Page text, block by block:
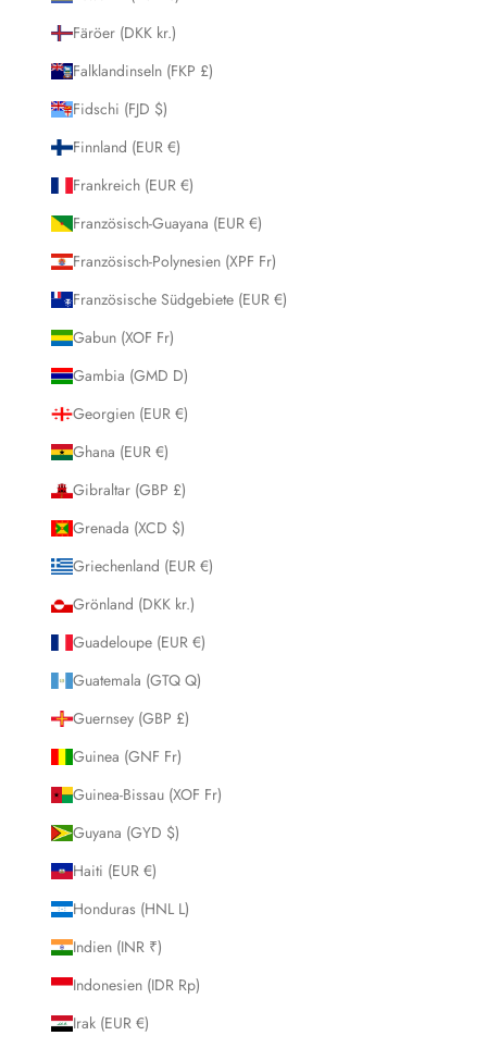
Färöer (DKK kr.)
Falklandinseln (FKP £)
Fidschi (FJD $)
Finnland (EUR €)
Frankreich (EUR €)
Französisch-Guayana (EUR €)
Französisch-Polynesien (XPF Fr)
Französische Südgebiete (EUR €)
Gabun (XOF Fr)
Gambia (GMD D)
Georgien (EUR €)
Ghana (EUR €)
Gibraltar (GBP £)
Grenada (XCD $)
Griechenland (EUR €)
Grönland (DKK kr.)
Guadeloupe (EUR €)
Guatemala (GTQ Q)
Guernsey (GBP £)
Guinea (GNF Fr)
Guinea-Bissau (XOF Fr)
Guyana (GYD $)
Haiti (EUR €)
Honduras (HNL L)
Indien (INR ₹)
Indonesien (IDR Rp)
Irak (EUR €)